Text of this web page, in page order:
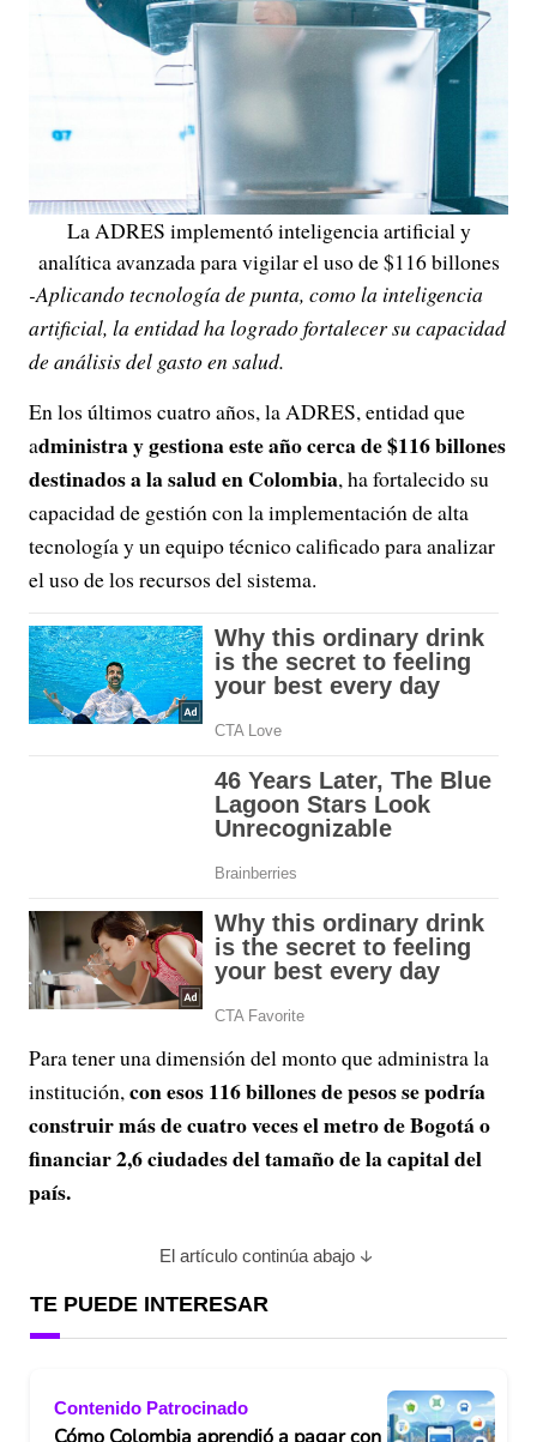
La ADRES implementó inteligencia artificial y
analítica avanzada para vigilar el uso de $116 billones
-Aplicando tecnología de punta, como la inteligencia
artificial, la entidad ha logrado fortalecer su capacidad
de análisis del gasto en salud.
En los últimos cuatro años, la ADRES, entidad que
administra y gestiona este año cerca de $116 billones
destinados a la salud en Colombia, ha fortalecido su
capacidad de gestión con la implementación de alta
tecnología y un equipo técnico calificado para analizar
el uso de los recursos del sistema.
Para tener una dimensión del monto que administra la
institución,con esos 116 billones de pesos se podría
construir más de cuatro veces el metro de Bogotá o
financiar 2,6 ciudades del tamaño de la capital del
país.
El artículo continúa abajo
TE PUEDE INTERESAR
Contenido Patrocinado